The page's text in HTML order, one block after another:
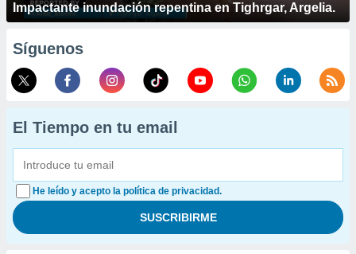
Impactante inundación repentina en Tighrgar, Argelia.
Síguenos
El Tiempo en tu email
He leído y acepto la política de privacidad.